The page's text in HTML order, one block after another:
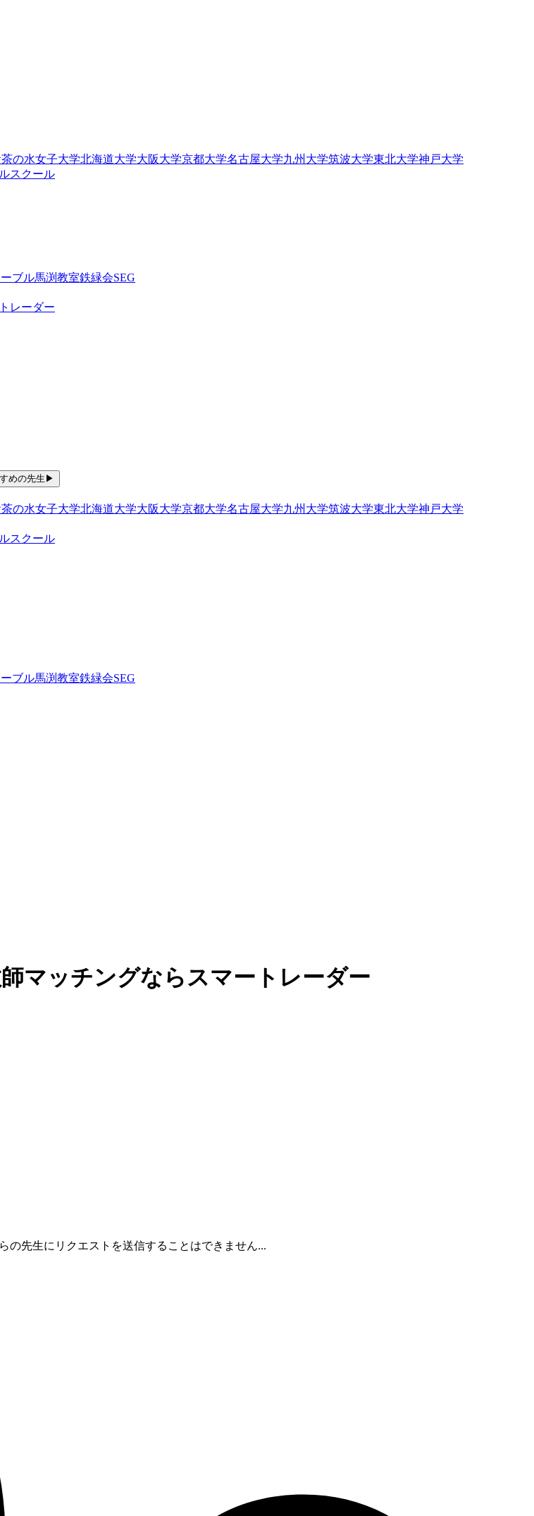
の水女子大学北海道大学大阪大学京都大学名古屋大学九州大学筑波大学東北大学神戸大学
スクール
ブル馬渕教室鉄緑会SEG
レーダー
めの先生 ▶
の水女子大学北海道大学大阪大学京都大学名古屋大学九州大学筑波大学東北大学神戸大学
スクール
ブル馬渕教室鉄緑会SEG
マッチングならスマートレーダー
の先生にリクエストを送信することはできません...